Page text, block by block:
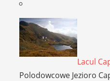
Lacul
Polodowcowe Jezioro